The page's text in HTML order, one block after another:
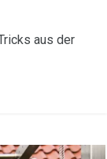
aus der